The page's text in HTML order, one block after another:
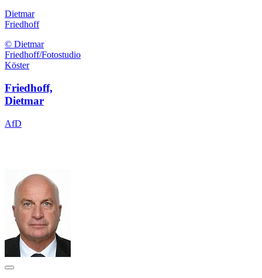
Dietmar
Friedhoff
© Dietmar
Friedhoff/Fotostudio
Köster
Friedhoff,
Dietmar
AfD